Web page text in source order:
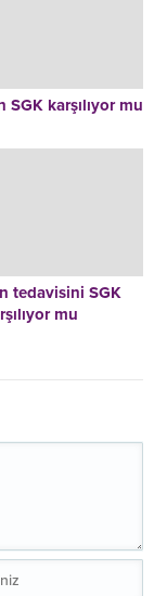
SGK karşılıyor mu
tedavisini SGK
mu